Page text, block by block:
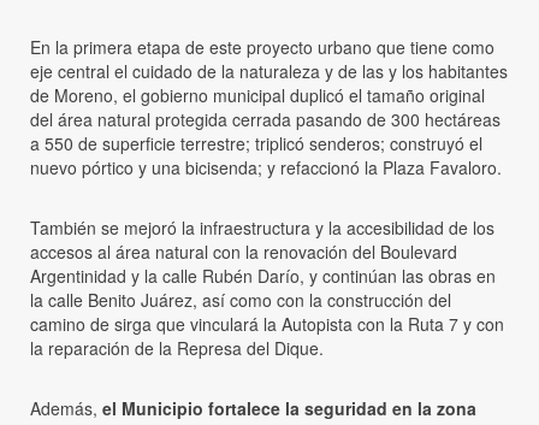
En la primera etapa de este proyecto urbano que tiene como
eje central el cuidado de la naturaleza y de las y los habitantes
de Moreno, el gobierno municipal duplicó el tamaño original
del área natural protegida cerrada pasando de 300 hectáreas
a 550 de superficie terrestre; triplicó senderos; construyó el
nuevo pórtico y una bicisenda; y refaccionó la Plaza Favaloro.
También se mejoró la infraestructura y la accesibilidad de los
accesos al área natural con la renovación del Boulevard
Argentinidad y la calle Rubén Darío, y continúan las obras en
la calle Benito Juárez, así como con la construcción del
camino de sirga que vinculará la Autopista con la Ruta 7 y con
la reparación de la Represa del Dique.
Además, el Municipio fortalece la seguridad en la zona